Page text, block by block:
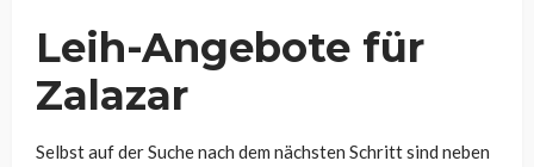
Leih-Angebote für
Zalazar
Selbst auf der Suche nach dem nächsten Schritt sind neben